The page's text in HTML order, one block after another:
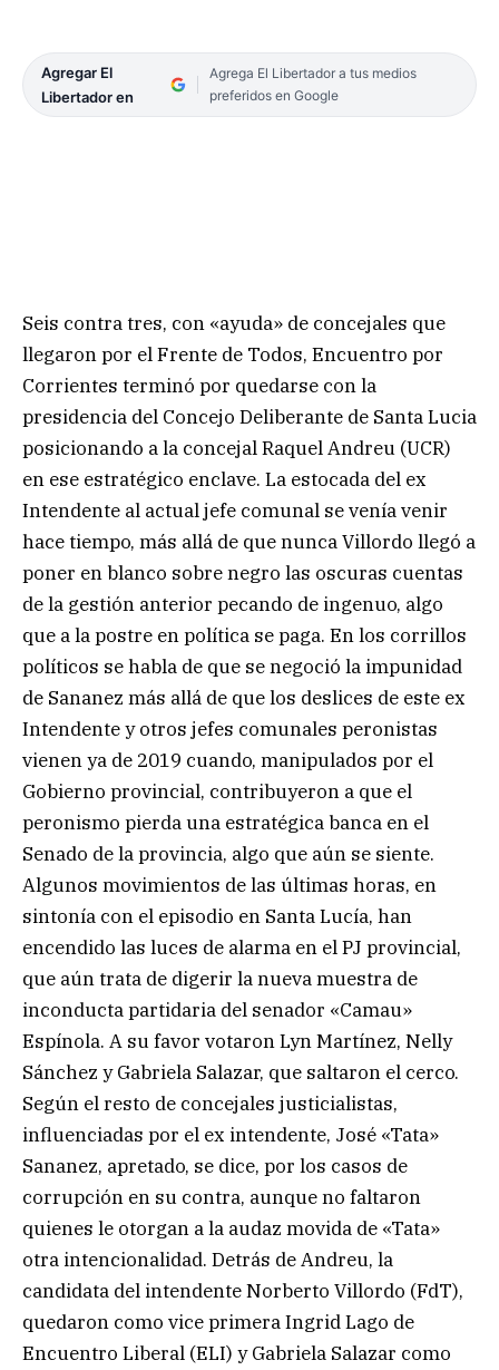
Agregar El
Libertador en
Agrega El Libertador a tus medios
preferidos en Google
Seis contra tres, con «ayuda» de concejales que
llegaron por el Frente de Todos, Encuentro por
Corrientes terminó por quedarse con la
presidencia del Concejo Deliberante de Santa Lucia
posicionando a la concejal Raquel Andreu (UCR)
en ese estratégico enclave. La estocada del ex
Intendente al actual jefe comunal se venía venir
hace tiempo, más allá de que nunca Villordo llegó a
poner en blanco sobre negro las oscuras cuentas
de la gestión anterior pecando de ingenuo, algo
que a la postre en política se paga. En los corrillos
políticos se habla de que se negoció la impunidad
de Sananez más allá de que los deslices de este ex
Intendente y otros jefes comunales peronistas
vienen ya de 2019 cuando, manipulados por el
Gobierno provincial, contribuyeron a que el
peronismo pierda una estratégica banca en el
Senado de la provincia, algo que aún se siente.
Algunos movimientos de las últimas horas, en
sintonía con el episodio en Santa Lucía, han
encendido las luces de alarma en el PJ provincial,
que aún trata de digerir la nueva muestra de
inconducta partidaria del senador «Camau»
Espínola. A su favor votaron Lyn Martínez, Nelly
Sánchez y Gabriela Salazar, que saltaron el cerco.
Según el resto de concejales justicialistas,
influenciadas por el ex intendente, José «Tata»
Sananez, apretado, se dice, por los casos de
corrupción en su contra, aunque no faltaron
quienes le otorgan a la audaz movida de «Tata»
otra intencionalidad. Detrás de Andreu, la
candidata del intendente Norberto Villordo (FdT),
quedaron como vice primera Ingrid Lago de
Encuentro Liberal (ELI) y Gabriela Salazar como